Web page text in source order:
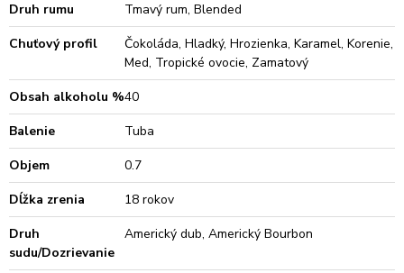
Druh rumu
Tmavý rum, Blended
Chuťový profil
Čokoláda, Hladký, Hrozienka, Karamel, Korenie,
Med, Tropické ovocie, Zamatový
Obsah alkoholu %40
Balenie
Tuba
Objem
0.7
Dĺžka zrenia
18 rokov
Druh
sudu/Dozrievanie
Americký dub, Americký Bourbon